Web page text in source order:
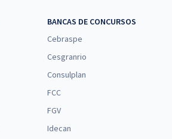
BANCAS DE CONCURSOS
Cebraspe
Cesgranrio
Consulplan
FCC
FGV
Idecan